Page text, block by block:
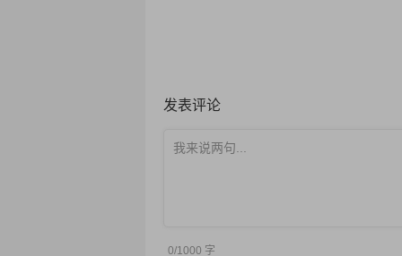
发表评论
0/1000 字